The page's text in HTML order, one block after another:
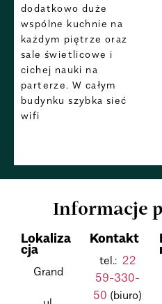
dodatkowo duże
wspólne kuchnie na
każdym piętrze oraz
sale świetlicowe i
cichej nauki na
parterze. W całym
budynku szybka sieć
wifi
Informacje
Lokaliza
cja
Grand
Kontakt
tel.: 22
59-330-
50 (biuro)